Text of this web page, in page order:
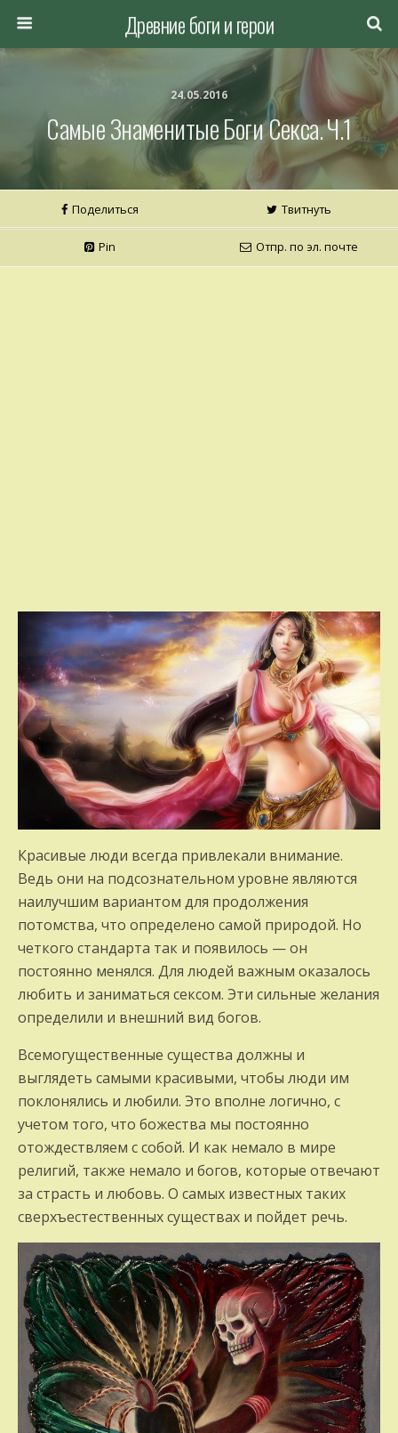
Древние боги и герои
24.05.2016
Самые Знаменитые Боги Секса. Ч.1
Поделиться Твитнуть
Pin Отпр. по эл. почте
Красивые люди всегда привлекали внимание.
Ведь они на подсознательном уровне являются
наилучшим вариантом для продолжения
потомства, что определено самой природой. Но
четкого стандарта так и появилось — он
постоянно менялся. Для людей важным оказалось
любить и заниматься сексом. Эти сильные желания
определили и внешний вид богов.
Всемогущественные существа должны и
выглядеть самыми красивыми, чтобы люди им
поклонялись и любили. Это вполне логично, с
учетом того, что божества мы постоянно
отождествляем с собой. И как немало в мире
религий, также немало и богов, которые отвечают
за страсть и любовь. О самых известных таких
сверхъестественных существах и пойдет речь.